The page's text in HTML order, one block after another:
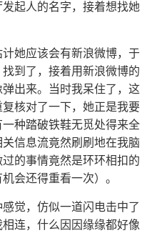
起人的名字，接着想找她
她应该会有新浪微博，于
到了，接着用新浪微博的
出来。当时我呆住了，这
核对了一下，她正是我要
种踏破铁鞋无觅处得来全
信息流竟然刷刷地在我脑
的事情竟然是环环相扣的
会还得重看一次）。
觉，仿似一道闪电击中了
连，什么因因缘缘都好像